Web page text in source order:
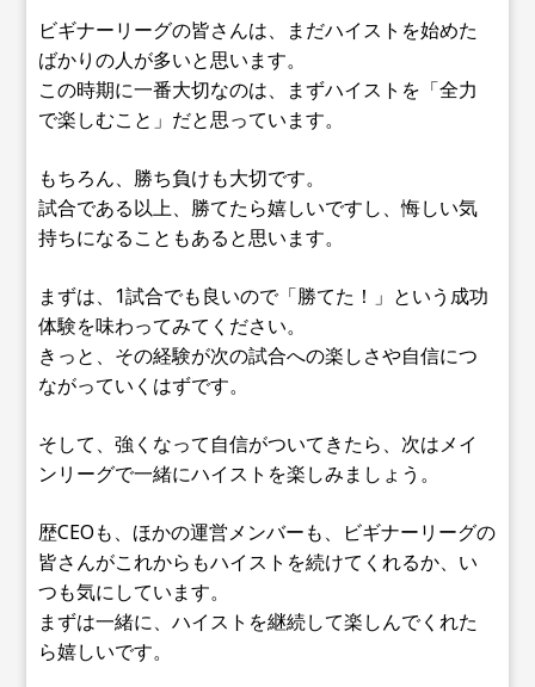
ビギナーリーグの皆さんは、まだハイストを始めた
ばかりの人が多いと思います。
この時期に一番大切なのは、まずハイストを「全力
で楽しむこと」だと思っています。
もちろん、勝ち負けも大切です。
試合である以上、勝てたら嬉しいですし、悔しい気
持ちになることもあると思います。
まずは、1試合でも良いので「勝てた！」という成功
体験を味わってみてください。
きっと、その経験が次の試合への楽しさや自信につ
ながっていくはずです。
そして、強くなって自信がついてきたら、次はメイ
ンリーグで一緒にハイストを楽しみましょう。
歴CEOも、ほかの運営メンバーも、ビギナーリーグの
皆さんがこれからもハイストを続けてくれるか、い
つも気にしています。
まずは一緒に、ハイストを継続して楽しんでくれた
ら嬉しいです。